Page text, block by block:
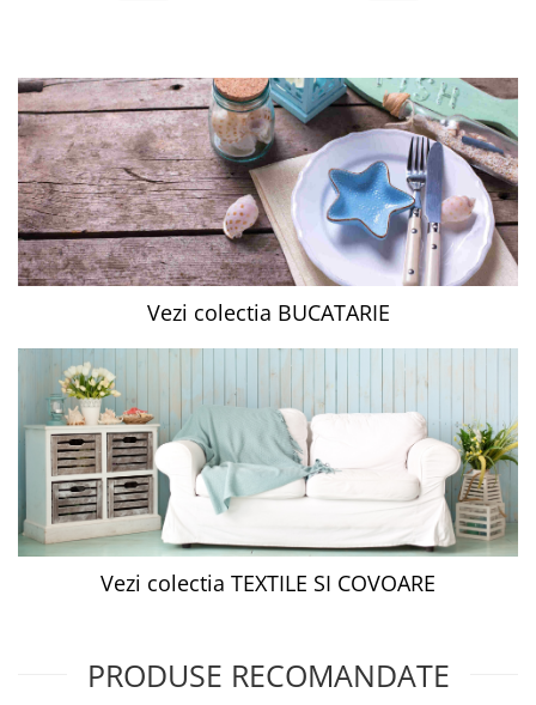
Vezi colectia BUCATARIE
Vezi colectia TEXTILE SI COVOARE
PRODUSE RECOMANDATE